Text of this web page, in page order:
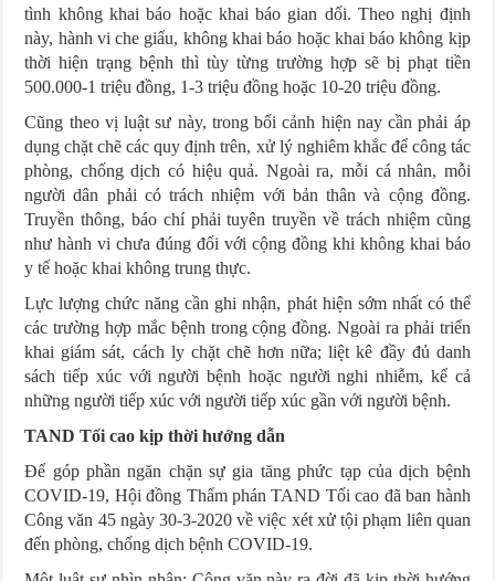
tình không khai báo hoặc khai báo gian dối. Theo nghị định
này, hành vi che giấu, không khai báo hoặc khai báo không kịp
thời hiện trạng bệnh thì tùy từng trường hợp sẽ bị phạt tiền
500.000-1 triệu đồng, 1-3 triệu đồng hoặc 10-20 triệu đồng.
Cũng theo vị luật sư này, trong bối cảnh hiện nay cần phải áp
dụng chặt chẽ các quy định trên, xử lý nghiêm khắc để công tác
phòng, chống dịch có hiệu quả. Ngoài ra, mỗi cá nhân, mỗi
người dân phải có trách nhiệm với bản thân và cộng đồng.
Truyền thông, báo chí phải tuyên truyền về trách nhiệm cũng
như hành vi chưa đúng đối với cộng đồng khi không khai báo
y tế hoặc khai không trung thực.
Lực lượng chức năng cần ghi nhận, phát hiện sớm nhất có thể
các trường hợp mắc bệnh trong cộng đồng. Ngoài ra phải triển
khai giám sát, cách ly chặt chẽ hơn nữa; liệt kê đầy đủ danh
sách tiếp xúc với người bệnh hoặc người nghi nhiễm, kể cả
những người tiếp xúc với người tiếp xúc gần với người bệnh.
TAND Tối cao kịp thời hướng dẫn
Để góp phần ngăn chặn sự gia tăng phức tạp của dịch bệnh
COVID-19, Hội đồng Thẩm phán TAND Tối cao đã ban hành
Công văn 45 ngày 30-3-2020 về việc xét xử tội phạm liên quan
đến phòng, chống dịch bệnh COVID-19.